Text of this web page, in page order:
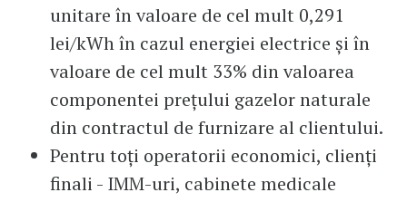
unitare în valoare de cel mult 0,291
lei/kWh în cazul energiei electrice şi în
valoare de cel mult 33% din valoarea
componentei preţului gazelor naturale
din contractul de furnizare al clientului.
Pentru toţi operatorii economici, clienţi
finali - IMM-uri, cabinete medicale